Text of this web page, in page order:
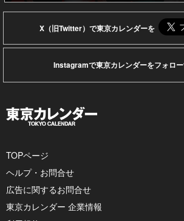
X（旧Twitter）で東京カレンダーを
Instagramで東京カレンダーをフォロ
TOPページ
ヘルプ・お問合せ
広告に関するお問合せ
東京カレンダー 企業情報